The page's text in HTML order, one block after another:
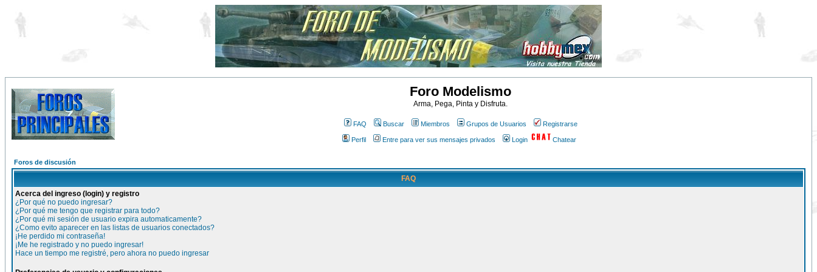
Foro Modelismo
Arma, Pega, Pinta y Disfruta.
FAQ Buscar Miembros Grupos de Usuarios Registrarse
Perfil Entre para ver sus mensajes privados Login Chatear
Foros de discusión
FAQ
Acerca del ingreso (login) y registro
¿Por qué no puedo ingresar?
¿Por qué me tengo que registrar para todo?
¿Por qué mi sesión de usuario expira automaticamente?
¿Como evito aparecer en las listas de usuarios conectados?
¡He perdido mi contraseña!
¡Me he registrado y no puedo ingresar!
Hace un tiempo me registré, pero ahora no puedo ingresar